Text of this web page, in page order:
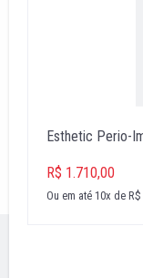
Esthetic Perio-
R$ 1.710,00
Ou em até 10x de